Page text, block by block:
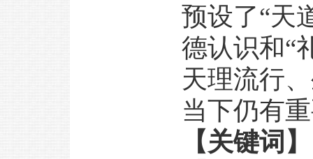
预设了“天
德认识和“
天理流行
当下仍有
【关键词】